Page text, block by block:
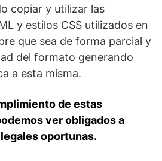
copiar y utilizar las
y estilos CSS utilizados en
que sea de forma parcial y
del formato generando
a esta misma.
de estas
ver obligados a
oportunas.